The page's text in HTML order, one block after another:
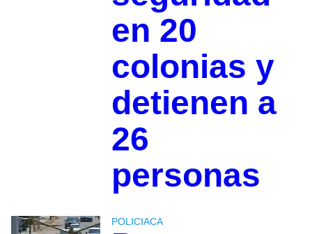
en 20
colonias y
detienen a
26
personas
POLICIACA